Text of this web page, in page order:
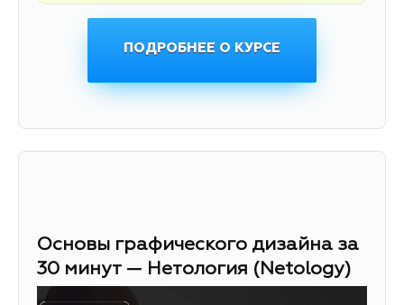
ПОДРОБНЕЕ О КУРСЕ
Основы графического дизайна за
30 минут — Нетология (Netology)